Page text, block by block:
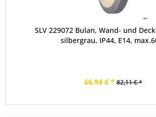
SLV 229072 Bulan, Wand- und
silbergrau, IP44, E14,
66,94 € * 82,11 € *